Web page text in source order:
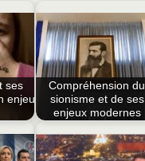
ses
enjeu
Compréhension du
sionisme et de ses
enjeux modernes